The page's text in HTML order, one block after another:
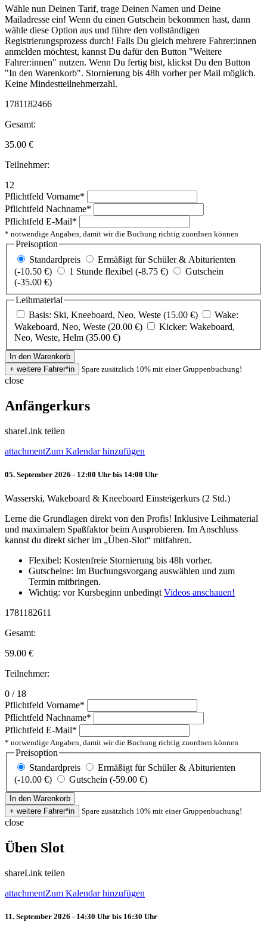
Wähle nun Deinen Tarif, trage Deinen Namen und Deine
Mailadresse ein! Wenn du einen Gutschein bekommen hast, dann
wähle diese Option aus und führe den vollständigen
Registrierungsprozess durch! Falls Du gleich mehrere Fahrer:innen
anmelden möchtest, kannst Du dafür den Button "Weitere
Fahrer:innen" nutzen. Wenn Du fertig bist, klickst Du den Button
"In den Warenkorb". Stornierung bis 48h vorher per Mail möglich.
Keine Mindestteilnehmerzahl.
1781182466
Gesamt:
35.00 €
Teilnehmer:
12
Pflichtfeld Vorname*
Pflichtfeld Nachname*
Pflichtfeld E-Mail*
* notwendige Angaben, damit wir die Buchung richtig zuordnen können
Preisoption
Standardpreis
Ermäßigt für Schüler & Abiturienten
(-10.50 €)
1 Stunde flexibel (-8.75 €)
Gutschein
(-35.00 €)
Leihmaterial
Basis: Ski, Kneeboard, Neo, Weste (15.00 €)
Wake:
Wakeboard, Neo, Weste (20.00 €)
Kicker: Wakeboard,
Neo, Weste, Helm (35.00 €)
Spare zusätzlich 10% mit einer Gruppenbuchung!
close
Anfängerkurs
shareLink teilen
attachmentZum Kalendar hinzufügen
05. September 2026 - 12:00 Uhr bis 14:00 Uhr
Wasserski, Wakeboard & Kneeboard Einsteigerkurs (2 Std.)
Lerne die Grundlagen direkt von den Profis! Inklusive Leihmaterial
und maximalem Spaßfaktor beim Ausprobieren. Im Anschluss
kannst du direkt sicher im „Üben-Slot“ mitfahren.
Flexibel: Kostenfreie Stornierung bis 48h vorher.
Gutscheine: Im Buchungsvorgang auswählen und zum
Termin mitbringen.
Wichtig: vor Kursbeginn unbedingt Videos anschauen!
1781182611
Gesamt:
59.00 €
Teilnehmer:
0 / 18
Pflichtfeld Vorname*
Pflichtfeld Nachname*
Pflichtfeld E-Mail*
* notwendige Angaben, damit wir die Buchung richtig zuordnen können
Preisoption
Standardpreis
Ermäßigt für Schüler & Abiturienten
(-10.00 €)
Gutschein (-59.00 €)
Spare zusätzlich 10% mit einer Gruppenbuchung!
close
Üben Slot
shareLink teilen
attachmentZum Kalendar hinzufügen
11. September 2026 - 14:30 Uhr bis 16:30 Uhr